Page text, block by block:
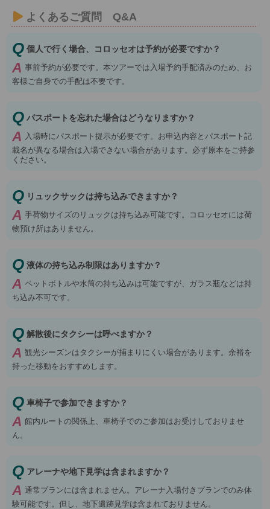
よくあるご質問 Q&A
Q 個人で行く場合、コロッセオは予約が必要ですか？
A 事前予約が必要です。本ツアーでは入場予約手配済みのため、お
客様ご自身での手配は不要です。
Q パスポートを忘れた場合はどうなりますか？
A 入場時にパスポート提示が必要です。お申込内容とパスポート記
載名が異なる場合は入場できない場合があります。必ず原本をご持参
ください。
Q リュックサックは持ち込みできますか？
A 手荷物サイズのリュックは持ち込み可能です。コロッセオには荷
物預け所はありません。
Q 液体の持ち込み制限はありますか？
A ペットボトルや水筒の持ち込みは可能ですが、ガラス瓶などは持
ち込み不可です。
Q 解散後にタクシーは呼べますか？
A 観光シーズンはタクシーが捕まりにくい場合があります。余裕を
持った移動をおすすめします。
Q 車椅子で参加できますか？
A 館内ルートの関係上、車椅子でのご参加はお受けしておりませ
ん。
Q アレーナや地下見学は含まれますか？
A 通常プランには含まれません。アレーナ入場付きプランでのみ体
験可能です。但し、地下遺跡見学は含まれておりません。